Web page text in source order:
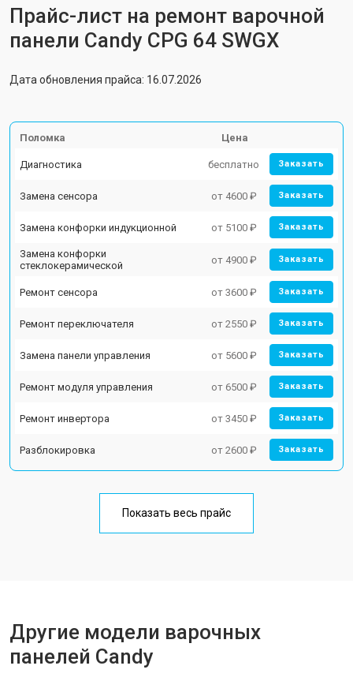
Прайс-лист на ремонт варочной
панели Candy CPG 64 SWGX
Дата обновления прайса: 16.07.2026
Поломка Цена
Диагностика бесплатно Заказать
Замена сенсора от 4600 ₽ Заказать
Замена конфорки индукционной от 5100 ₽ Заказать
Замена конфорки
стеклокерамической
от 4900 ₽ Заказать
Ремонт сенсора от 3600 ₽ Заказать
Ремонт переключателя от 2550 ₽ Заказать
Замена панели управления от 5600 ₽ Заказать
Ремонт модуля управления от 6500 ₽ Заказать
Ремонт инвертора от 3450 ₽ Заказать
Разблокировка от 2600 ₽ Заказать
Показать весь прайс
Другие модели варочных
панелей Candy